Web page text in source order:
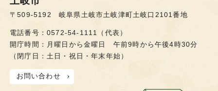
〒509-5192 岐阜県土岐市土岐津町土岐口2101番地
電話番号：0572-54-1111（代表）
開庁時間：月曜日から金曜日 午前9時から午後4時30分
（閉庁日：土日・祝日・年末年始）
お問い合わせ